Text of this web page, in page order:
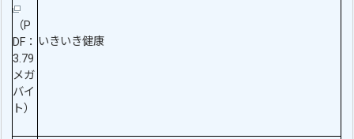
（P
DF：
3.79
メガ
バイ
ト）
いきいき健康